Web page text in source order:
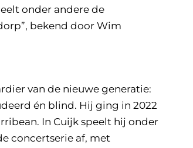
onder andere de
bekend door Wim
van de nieuwe generatie:
én blind. Hij ging in 2022
In Cuijk speelt hij onder
concertserie af, met